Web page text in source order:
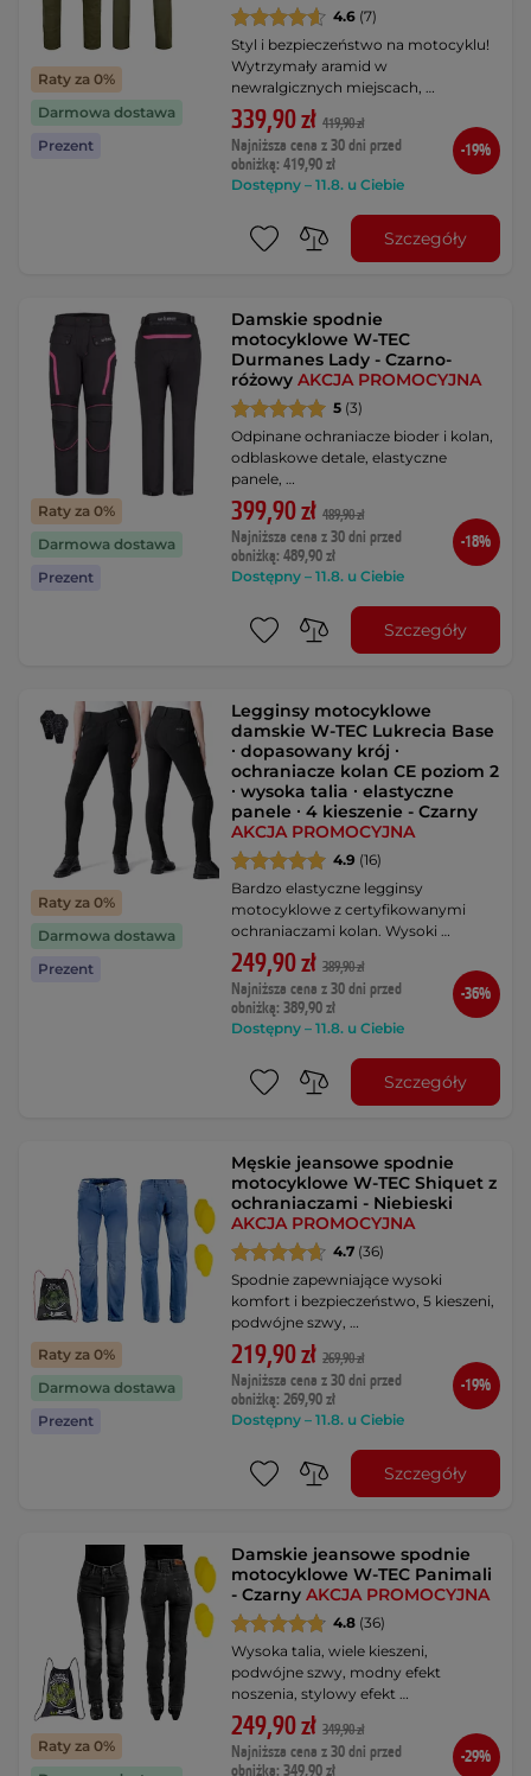
Raty za 0%
Darmowa dostawa
Prezent
4.6 (7)
Styl i bezpieczeństwo na motocyklu!
Wytrzymały aramid w
newralgicznych miejscach, …
339,90 zł 419,90 zł
Najniższa cena z 30 dni przed
obniżką: 419,90 zł
Dostępny – 11.8. u Ciebie
-19%
Szczegóły
Raty za 0%
Darmowa dostawa
Prezent
Damskie spodnie
motocyklowe W-TEC
Durmanes Lady - Czarno-
różowyAKCJA PROMOCYJNA
5 (3)
Odpinane ochraniacze bioder i kolan,
odblaskowe detale, elastyczne
panele, …
399,90 zł 489,90 zł
Najniższa cena z 30 dni przed
obniżką: 489,90 zł
Dostępny – 11.8. u Ciebie
-18%
Szczegóły
Raty za 0%
Darmowa dostawa
Prezent
Legginsy motocyklowe
damskie W-TEC Lukrecia Base
∙ dopasowany krój ∙
ochraniacze kolan CE poziom 2
∙ wysoka talia ∙ elastyczne
panele ∙ 4 kieszenie - Czarny
AKCJA PROMOCYJNA
4.9 (16)
Bardzo elastyczne legginsy
motocyklowe z certyfikowanymi
ochraniaczami kolan. Wysoki …
249,90 zł 389,90 zł
Najniższa cena z 30 dni przed
obniżką: 389,90 zł
Dostępny – 11.8. u Ciebie
-36%
Szczegóły
Raty za 0%
Darmowa dostawa
Prezent
Męskie jeansowe spodnie
motocyklowe W-TEC Shiquet z
ochraniaczami - Niebieski
AKCJA PROMOCYJNA
4.7 (36)
Spodnie zapewniające wysoki
komfort i bezpieczeństwo, 5 kieszeni,
podwójne szwy, …
219,90 zł 269,90 zł
Najniższa cena z 30 dni przed
obniżką: 269,90 zł
Dostępny – 11.8. u Ciebie
-19%
Szczegóły
Raty za 0%
Damskie jeansowe spodnie
motocyklowe W-TEC Panimali
- CzarnyAKCJA PROMOCYJNA
4.8 (36)
Wysoka talia, wiele kieszeni,
podwójne szwy, modny efekt
noszenia, stylowy efekt …
249,90 zł 349,90 zł
Najniższa cena z 30 dni przed
obniżką: 349,90 zł
-29%